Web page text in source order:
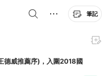
筆記
德威推薦序)，入圍2018國